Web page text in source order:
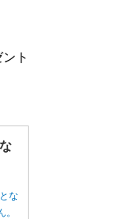
ト
な
。